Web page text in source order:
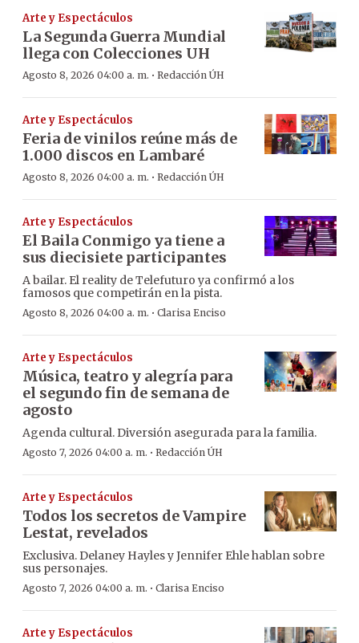
Arte y Espectáculos
La Segunda Guerra Mundial
llega con Colecciones UH
Agosto 8, 2026 04:00 a. m. · Redacción ÚH
Arte y Espectáculos
Feria de vinilos reúne más de
1.000 discos en Lambaré
Agosto 8, 2026 04:00 a. m. · Redacción ÚH
Arte y Espectáculos
El Baila Conmigo ya tiene a
sus diecisiete participantes
A bailar. El reality de Telefuturo ya confirmó a los
famosos que competirán en la pista.
Agosto 8, 2026 04:00 a. m. · Clarisa Enciso
Arte y Espectáculos
Música, teatro y alegría para
el segundo fin de semana de
agosto
Agenda cultural. Diversión asegurada para la familia.
Agosto 7, 2026 04:00 a. m. · Redacción ÚH
Arte y Espectáculos
Todos los secretos de Vampire
Lestat, revelados
Exclusiva. Delaney Hayles y Jennifer Ehle hablan sobre
sus personajes.
Agosto 7, 2026 04:00 a. m. · Clarisa Enciso
Arte y Espectáculos